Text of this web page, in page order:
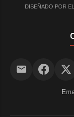
DISEÑADO POR